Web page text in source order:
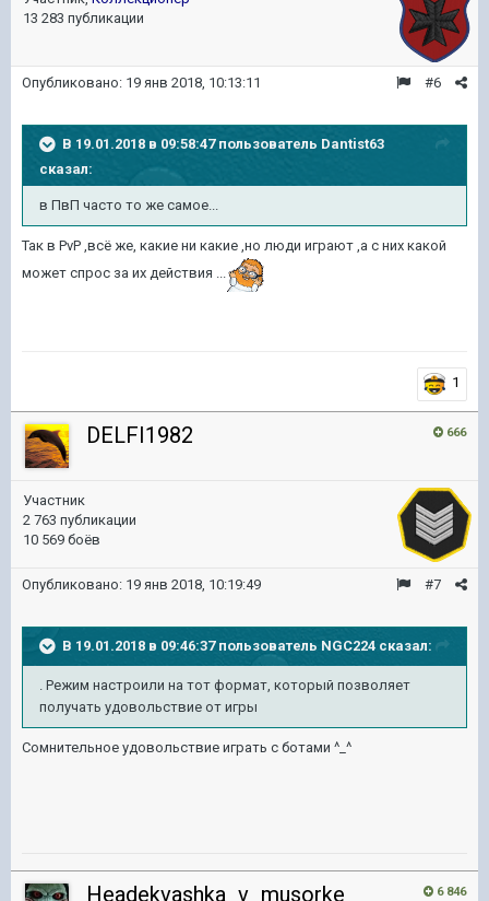
13 283 публикации
#6
Опубликовано: 19 янв 2018, 10:13:11
В 19.01.2018 в 09:58:47 пользователь Dantist63
сказал:
в ПвП часто то же самое...
Так в PvP ,всё же, какие ни какие ,но люди играют ,а с них какой
может спрос за их действия ...
1
666
DELFI1982
Участник
2 763 публикации
10 569 боёв
#7
Опубликовано: 19 янв 2018, 10:19:49
В 19.01.2018 в 09:46:37 пользователь NGC224 сказал:
. Режим настроили на тот формат, который позволяет
получать удовольствие от игры
Сомнительное удовольствие играть с ботами ^_^
6 846
Headekvashka_v_musorke